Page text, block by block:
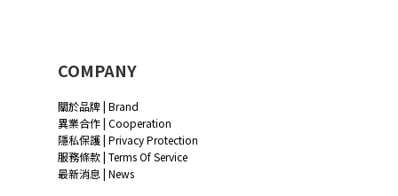
COMPANY
關於品牌 | Brand
異業合作 | Cooperation
隱私保護 | Privacy Protection
服務條款 | Terms Of Service
最新消息 | News